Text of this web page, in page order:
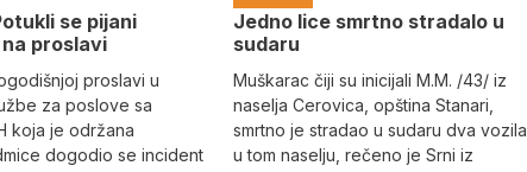
se pijani
proslavi
proslavi u
za poslove sa
koja je održana
dogodio se incident
Јedno lice smrtno stradalo u
sudaru
Muškarac čiji su inicijali M.M. /43/ iz
naselja Cerovica, opština Stanari,
smrtno je stradao u sudaru dva vozila
u tom naselju, rečeno je Srni iz